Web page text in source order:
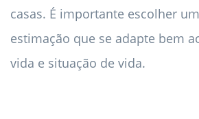
casas. É importante escolher
estimação que se adapte bem
vida e situação de vida.